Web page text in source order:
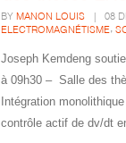
BY MANON LOUIS 08
ELECTROMAGNÉTISME ,
Joseph Kemdeng
à 09h30 – Salle des
Intégration
contrôle actif de dv/dt